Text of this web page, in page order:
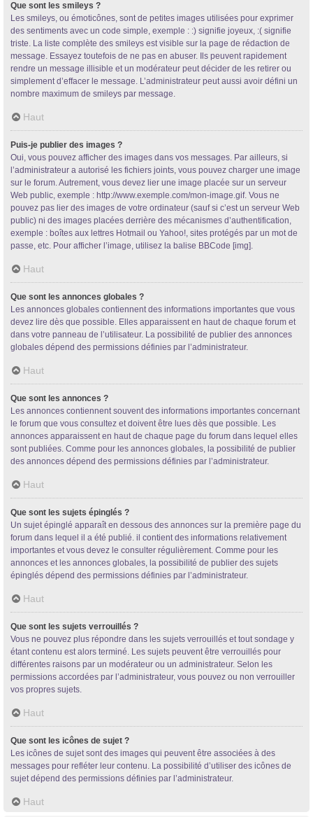
Que sont les smileys ?
Les smileys, ou émoticônes, sont de petites images utilisées pour exprimer
des sentiments avec un code simple, exemple : :) signifie joyeux, :( signifie
triste. La liste complète des smileys est visible sur la page de rédaction de
message. Essayez toutefois de ne pas en abuser. Ils peuvent rapidement
rendre un message illisible et un modérateur peut décider de les retirer ou
simplement d’effacer le message. L’administrateur peut aussi avoir défini un
nombre maximum de smileys par message.
Haut
Puis-je publier des images ?
Oui, vous pouvez afficher des images dans vos messages. Par ailleurs, si
l’administrateur a autorisé les fichiers joints, vous pouvez charger une image
sur le forum. Autrement, vous devez lier une image placée sur un serveur
Web public, exemple : http://www.exemple.com/mon-image.gif. Vous ne
pouvez pas lier des images de votre ordinateur (sauf si c’est un serveur Web
public) ni des images placées derrière des mécanismes d’authentification,
exemple : boîtes aux lettres Hotmail ou Yahoo!, sites protégés par un mot de
passe, etc. Pour afficher l’image, utilisez la balise BBCode [img].
Haut
Que sont les annonces globales ?
Les annonces globales contiennent des informations importantes que vous
devez lire dès que possible. Elles apparaissent en haut de chaque forum et
dans votre panneau de l’utilisateur. La possibilité de publier des annonces
globales dépend des permissions définies par l’administrateur.
Haut
Que sont les annonces ?
Les annonces contiennent souvent des informations importantes concernant
le forum que vous consultez et doivent être lues dès que possible. Les
annonces apparaissent en haut de chaque page du forum dans lequel elles
sont publiées. Comme pour les annonces globales, la possibilité de publier
des annonces dépend des permissions définies par l’administrateur.
Haut
Que sont les sujets épinglés ?
Un sujet épinglé apparaît en dessous des annonces sur la première page du
forum dans lequel il a été publié. il contient des informations relativement
importantes et vous devez le consulter régulièrement. Comme pour les
annonces et les annonces globales, la possibilité de publier des sujets
épinglés dépend des permissions définies par l’administrateur.
Haut
Que sont les sujets verrouillés ?
Vous ne pouvez plus répondre dans les sujets verrouillés et tout sondage y
étant contenu est alors terminé. Les sujets peuvent être verrouillés pour
différentes raisons par un modérateur ou un administrateur. Selon les
permissions accordées par l’administrateur, vous pouvez ou non verrouiller
vos propres sujets.
Haut
Que sont les icônes de sujet ?
Les icônes de sujet sont des images qui peuvent être associées à des
messages pour refléter leur contenu. La possibilité d’utiliser des icônes de
sujet dépend des permissions définies par l’administrateur.
Haut